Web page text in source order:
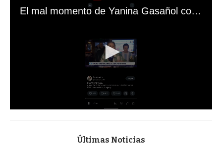
El mal momento de Yanina Gasañol con un hincha argentino en "Subrayado"
s
Últimas Noticias